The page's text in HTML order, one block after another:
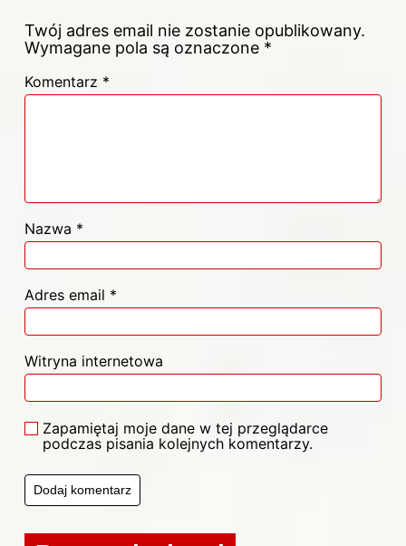
Twój adres email nie zostanie opublikowany.
Wymagane pola są oznaczone *
Komentarz *
Nazwa *
Adres email *
Witryna internetowa
Zapamiętaj moje dane w tej przeglądarce
podczas pisania kolejnych komentarzy.